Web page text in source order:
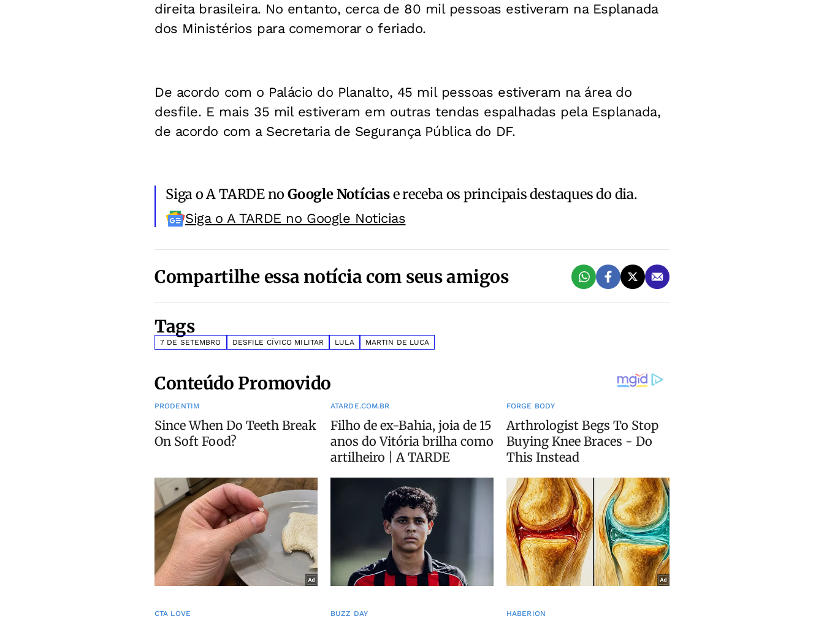
direita brasileira. No entanto, cerca de 80 mil pessoas estiveram na Esplanada
dos Ministérios para comemorar o feriado.
De acordo com o Palácio do Planalto, 45 mil pessoas estiveram na área do
desfile. E mais 35 mil estiveram em outras tendas espalhadas pela Esplanada,
de acordo com a Secretaria de Segurança Pública do DF.
Siga o A TARDE noGoogle Notíciase receba os principais destaques do dia.
Siga o A TARDE no Google Noticias
Compartilhe essa notícia com seus amigos
Tags
7 DE SETEMBRO DESFILE CÍVICO MILITAR LULA MARTIN DE LUCA